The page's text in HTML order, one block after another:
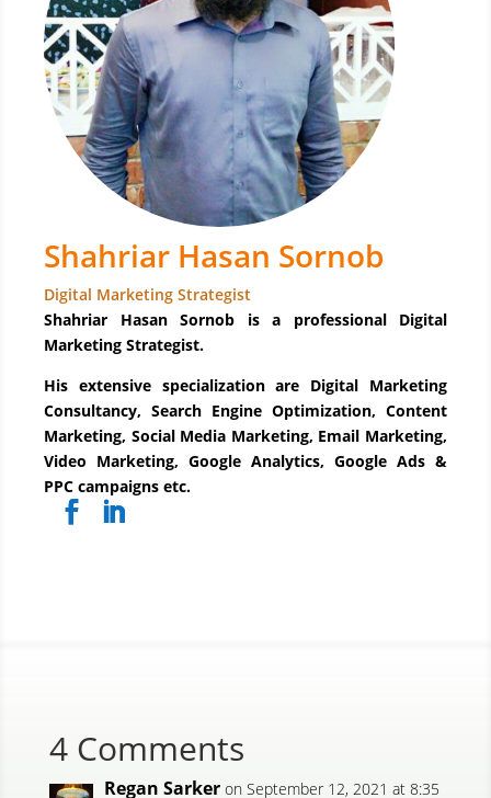
Shahriar Hasan Sornob
Digital Marketing Strategist
Shahriar Hasan Sornob is a professional Digital
Marketing Strategist.
His extensive specialization are Digital Marketing
Consultancy, Search Engine Optimization, Content
Marketing, Social Media Marketing, Email Marketing,
Video Marketing, Google Analytics, Google Ads &
PPC campaigns etc.
4 Comments
Regan Sarker on September 12, 2021 at 8:35